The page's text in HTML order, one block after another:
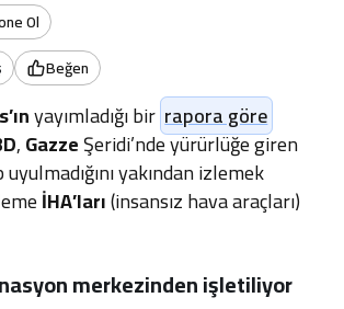
Ol
Beğen
yayımladığı bir rapora göre
,GazzeŞeridi’nde yürürlüğe giren
yakından izlemek
İHA’ları(insansız hava araçları)
merkezinden işletiliyor